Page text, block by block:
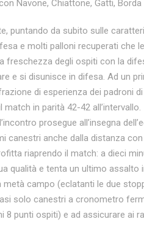
Navone, Chiattone, Gatti,
puntando da subito sulle
e molti palloni recuperati che
freschezza degli ospiti con la
e si disunisce in difesa. Ad un
di esperienza dei padroni
in parità 42-42 all’intervallo.
prosegue all’insegna
canestri anche dalla distanza
riaprendo il match: a dieci
qualità e tenta un ultimo
metà campo (eclatanti le due
solo canestri a cronometro
8 punti ospiti) e ad assicurare ai